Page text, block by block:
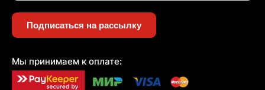
Подписаться на рассылку
Мы принимаем к оплате: